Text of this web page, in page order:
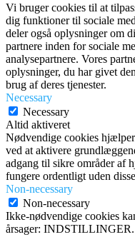
Vi bruger cookies til at
dig funktioner til sociale
deler også oplysninger om
partnere inden for sociale
analysepartnere. Vores
oplysninger, du har givet
brug af deres tjenester.
Necessary
Necessary
Altid aktiveret
Nødvendige cookies
ved at aktivere
adgang til sikre områder af
fungere ordentligt uden
Non-necessary
Non-necessary
Ikke-nødvendige cookies
årsager: INDSTILLINGER.